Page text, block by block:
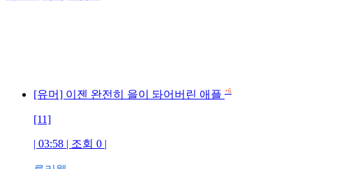
[유머] 이젠 완전히 을이 돠어버린 애플 +6
[11]
| 03:58 | 조회 0 |